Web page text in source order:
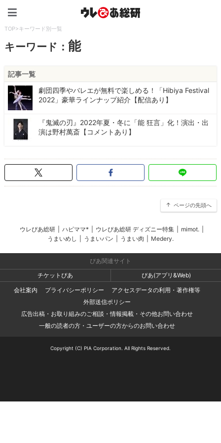
TOP>キーワード別一覧
キーワード：能
記事一覧
劇団四季やバレエが無料で楽しめる！「Hibiya Festival
2022」豪華ラインナップ紹介【配信あり】
『鬼滅の刃』2022年夏・冬に「能 狂言」化！演出・出
演は野村萬斎【コメントあり】
ページの先頭へ
ウレぴあ総研 ハピママ* ウレぴあ総研 ディズニー特集 mimot.
うまいめし
うまいパン うまい肉 Medery.
ぴあ関連サイト
チケットぴあ
ぴあ(アプリ&Web)
会社案内
プライバシーポリシー
アクセスデータの利用・著作権等
外部送信ポリシー
広告出稿・お取り組みのご相談・情報掲載・その他お問い合わせ
一般の読者の方・ユーザーの方からのお問い合わせ
Copyright (C) PIA Corporation. All Rights Reserved.